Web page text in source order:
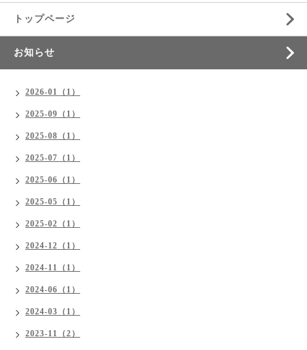
トップページ
お知らせ
2026-01（1）
2025-09（1）
2025-08（1）
2025-07（1）
2025-06（1）
2025-05（1）
2025-02（1）
2024-12（1）
2024-11（1）
2024-06（1）
2024-03（1）
2023-11（2）